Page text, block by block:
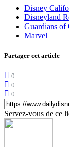
Disney
Disneyland
Guardians of
Marvel
Partager cet article
0
0
0
Servez-vous de ce